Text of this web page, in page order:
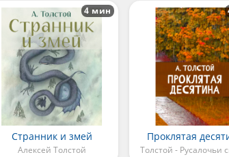
Странник и змей
Алексей Толстой
4 мин
Проклятая
Толстой - Русалочьи